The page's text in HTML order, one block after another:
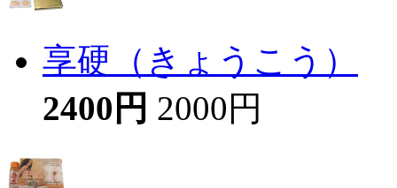
享硬（きょうこう）
2400円 2000円